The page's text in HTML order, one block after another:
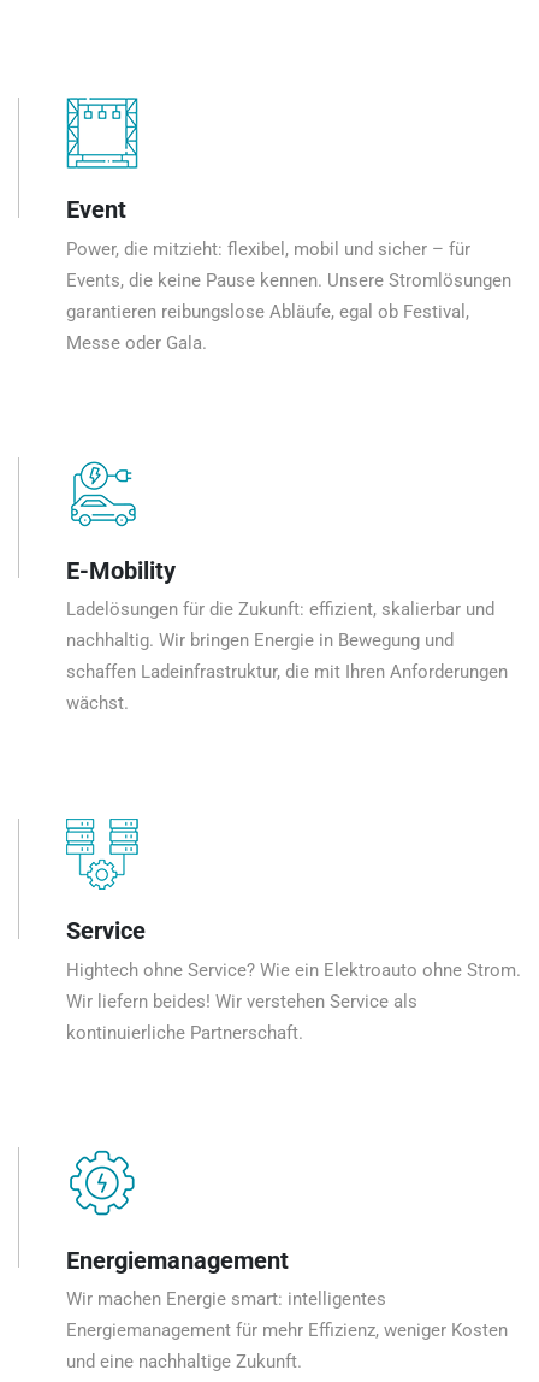
Event
Power, die mitzieht: flexibel, mobil und sicher – für
Events, die keine Pause kennen. Unsere Stromlösungen
garantieren reibungslose Abläufe, egal ob Festival,
Messe oder Gala.
E-Mobility
Ladelösungen für die Zukunft: effizient, skalierbar und
nachhaltig. Wir bringen Energie in Bewegung und
schaffen Ladeinfrastruktur, die mit Ihren Anforderungen
wächst.
Service
Hightech ohne Service? Wie ein Elektroauto ohne Strom.
Wir liefern beides! Wir verstehen Service als
kontinuierliche Partnerschaft.
Energiemanagement
Wir machen Energie smart: intelligentes
Energiemanagement für mehr Effizienz, weniger Kosten
und eine nachhaltige Zukunft.